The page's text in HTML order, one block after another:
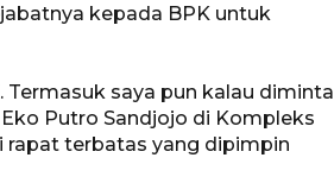
kepada BPK untuk
saya pun kalau diminta
Putro Sandjojo di Kompleks
rapat terbatas yang dipimpin